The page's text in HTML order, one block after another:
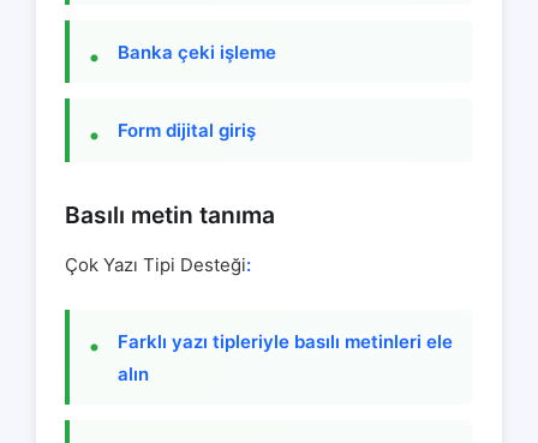
Banka çeki işleme
Form dijital giriş
Basılı metin tanıma
Çok Yazı Tipi Desteği:
Farklı yazı tipleriyle basılı metinleri ele
alın